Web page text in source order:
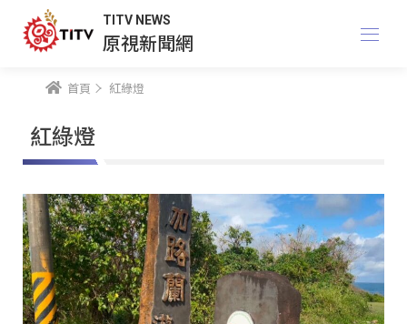
TITV NEWS
原視新聞網
首頁 紅綠燈
紅綠燈